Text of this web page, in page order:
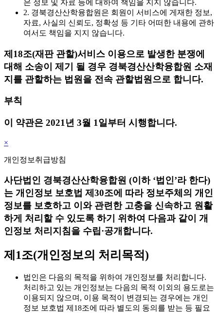
은 정보 및 자료 등에 대하여 책임을 지지 않습니다.
2. 경북경산산학융합원은 회원이 서비스에 게재한 정보,
자료, 사실의 신뢰도, 정확성 등 기타 어떠한 내용에 관하
여서도 책임을 지지 않습니다.
제18조(재판 관할)서비스 이용으로 발생한 분쟁에
대해 소송이 제기 될 경우 경북경산산학융합원 소재
지를 관할하는 법원을 전속 관할법원으로 합니다.
부칙
이 약관은 2021년 3월 1일부터 시행합니다.
×
개인정보취급방침
사단법인 경북경산산학융합원 (이하 ‘법인’라 한다)
는 개인정보 보호법 제30조에 따라 정보주체의 개인
정보를 보호하고 이와 관련한 고충을 신속하고 원활
하게 처리할 수 있도록 하기 위하여 다음과 같이 개
인정보 처리지침을 수립·공개합니다.
제1조(개인정보의 처리목적)
법인은 다음의 목적을 위하여 개인정보를 처리합니다.
처리하고 있는 개인정보는 다음의 목적 이외의 용도로는
이용되지 않으며, 이용 목적이 변경되는 경우에는 개인
정보 보호법 제18조에 따라 별도의 동의를 받는 등 필요